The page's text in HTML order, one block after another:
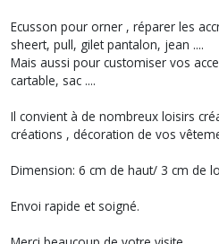
Ecusson pour orner , réparer les
sheert, pull, gilet pantalon, jean ....
Mais aussi pour customiser vos
cartable, sac ....
Il convient à de nombreux loisirs
créations , décoration de vos
Dimension: 6 cm de haut/ 3 cm de
Envoi rapide et soigné.